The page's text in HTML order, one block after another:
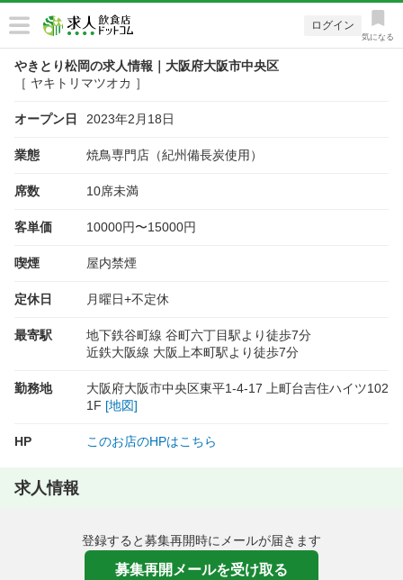
ログイン
気になる
やきとり松岡の求人情報｜大阪府大阪市中央区
［ ヤキトリマツオカ ］
オープン日 2023年2月18日
業態 焼鳥専門店（紀州備長炭使用）
席数 10席未満
客単価 10000円〜15000円
喫煙 屋内禁煙
定休日 月曜日+不定休
最寄駅
地下鉄谷町線 谷町六丁目駅より徒歩7分
近鉄大阪線 大阪上本町駅より徒歩7分
勤務地
大阪府大阪市中央区東平1-4-17 上町台吉住ハイツ102
1F [地図]
HP このお店のHPはこちら
求人情報
登録すると募集再開時にメールが届きます
募集再開メールを受け取る